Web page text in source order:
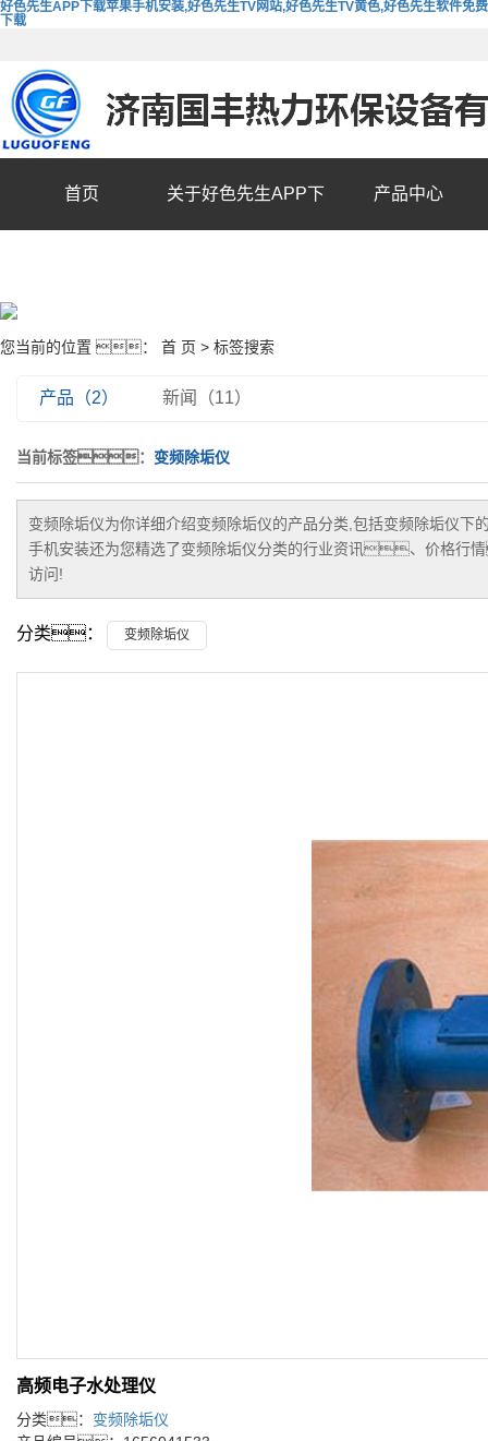
好色先生APP下载苹果手机安装,好色先生TV网站,好色先生TV黄色,好色先生软件免费
下载
首页 关于好色先生APP下 产品中心
您当前的位置 ： 首 页 > 标签搜索
产品（2） 新闻（11）
当前标签： 变频除垢仪
变频除垢仪为你详细介绍变频除垢仪的产品分类,包括变频除垢仪下
手机安装还为您精选了变频除垢仪分类的行业资讯、价格行
访问!
分类： 变频除垢仪
高频电子水处理仪
分类： 变频除垢仪